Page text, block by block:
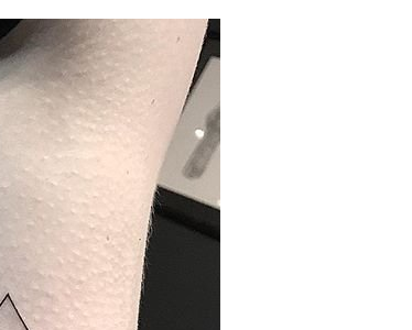
最全纹身资讯服务平台，每周放送国内外精彩纹身图
词即可自助查询相关纹身图文信息，或回复“１”访